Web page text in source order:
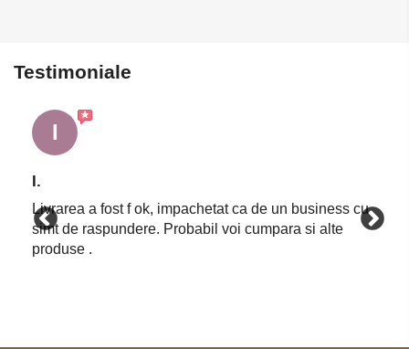
Testimoniale
I
I.
Livrarea a fost f ok, impachetat ca de un business cu
simt de raspundere. Probabil voi cumpara si alte
produse .